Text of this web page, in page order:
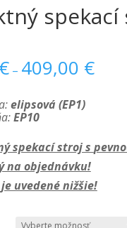
spekací
€– 409,00 €
elipsová (EP1)
EP10
spekací stroj s
na objednávku!
uvedené nižšie!